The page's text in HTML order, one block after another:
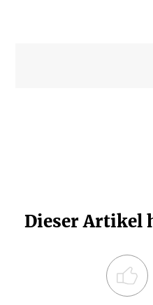
Dieser Artikel